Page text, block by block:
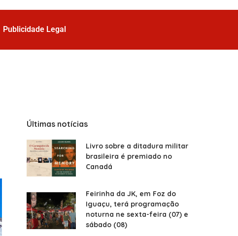
Publicidade Legal
Últimas notícias
Livro sobre a ditadura militar
brasileira é premiado no
Canadá
Feirinha da JK, em Foz do
Iguaçu, terá programação
noturna ne sexta-feira (07) e
sábado (08)